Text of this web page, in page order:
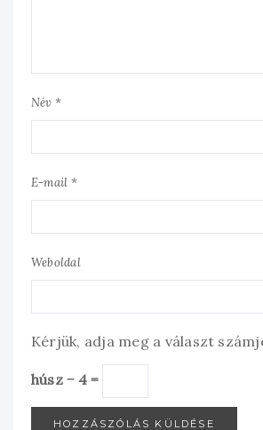
Név *
E-mail *
Weboldal
Kérjük, adja meg a választ
húsz − 4 =